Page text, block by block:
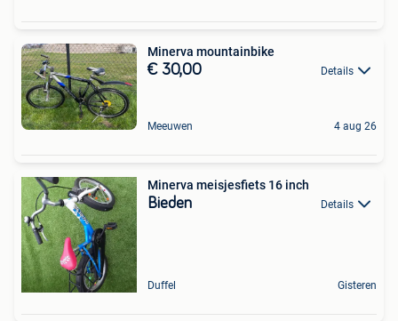
Minerva mountainbike
€ 30,00 Details
Meeuwen 4 aug 26
Minerva meisjesfiets 16 inch
Bieden Details
Duffel Gisteren